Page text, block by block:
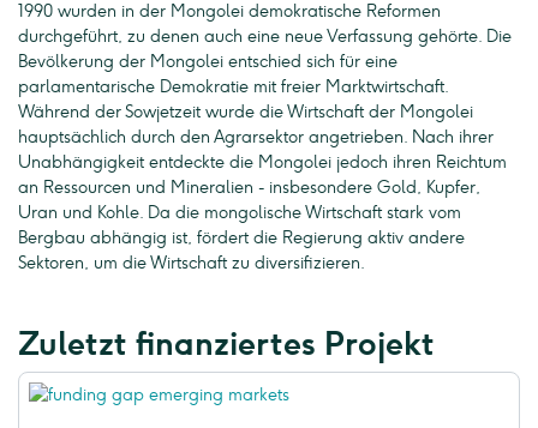
1990 wurden in der Mongolei demokratische Reformen
durchgeführt, zu denen auch eine neue Verfassung gehörte. Die
Bevölkerung der Mongolei entschied sich für eine
parlamentarische Demokratie mit freier Marktwirtschaft.
Während der Sowjetzeit wurde die Wirtschaft der Mongolei
hauptsächlich durch den Agrarsektor angetrieben. Nach ihrer
Unabhängigkeit entdeckte die Mongolei jedoch ihren Reichtum
an Ressourcen und Mineralien - insbesondere Gold, Kupfer,
Uran und Kohle. Da die mongolische Wirtschaft stark vom
Bergbau abhängig ist, fördert die Regierung aktiv andere
Sektoren, um die Wirtschaft zu diversifizieren.
Zuletzt finanziertes Projekt